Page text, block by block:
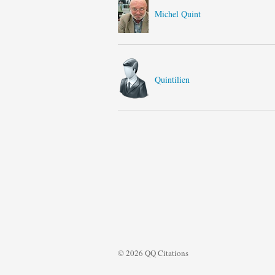
Michel Quint
Quintilien
© 2026 QQ Citations